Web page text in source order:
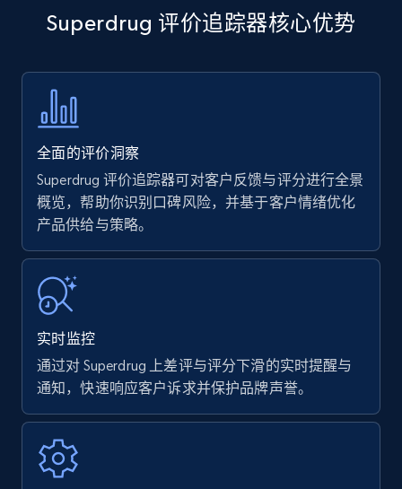
specific keywords
price, Currency, Availability, Reviews count, and
more.
Amazon products - find products by using
upc numbers
Title, Seller name, Brand, Description, Initial
price, Currency, Availability, Reviews count, and
more.
35.2K+ 5.7K+ 立即开始
Amazon Reviews
URL, Product name, Product rating, Product
Superdrug 评价追踪器核心优势
全面的评价洞察
Superdrug 评价追踪器可对客户反馈与评分进行全景
概览，帮助你识别口碑风险，并基于客户情绪优化
产品供给与策略。
实时监控
通过对 Superdrug 上差评与评分下滑的实时提醒与
通知，快速响应客户诉求并保护品牌声誉。